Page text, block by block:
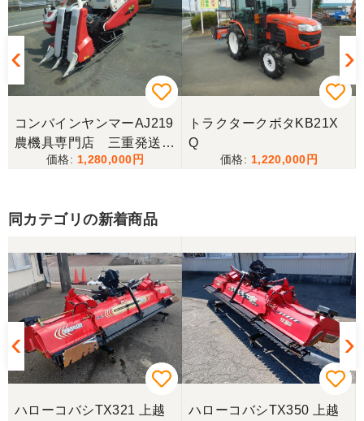
三重県／ユウスケ
購入から引き取りまでスムーズでした。ありがとう
ございました。
三重県／
当方の要望に対して、素早く対応していただき感謝
スタッフの鈴木さんが親切で機械に詳しく 丁寧にご
対応頂きました。 ありがとう！ 少し距離はあります
が、今後も農機具を買う際はのうき屋さんを利用し
ようと思います。
三重県／miraisann
写真と現物が違いすぎる
コンバインヤンマーAJ219
農機具専門店 三重発送整
備済み
1,280,000
トラクタークボタKB21X
Q
1,220,000
同カテゴリの新着商品
ハローコバシTX321 上越
ハローコバシTX350 上越